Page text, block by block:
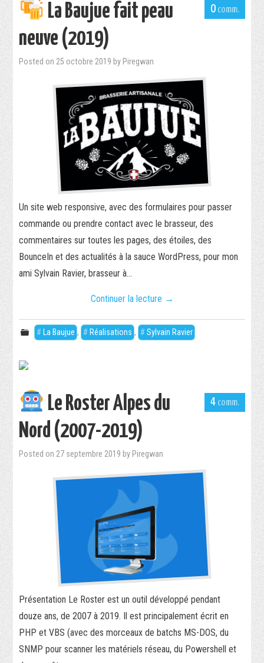
0
La Baujue fait peau
neuve (2019)
Posted on 25 octobre 2019 by Piregwan
Un site web responsive, avec des formulaires pour passer
commande ou prendre contact avec le brasseur, des
commentaires sur toutes les pages, des étoiles, des
BounceIn et des actualités à la sauce WordPress, pour mon
ami Sylvain Ravier, brasseur à…
Continuer la lecture →
La Baujue , Réalisations , Sylvain Ravier
4
Le Roster Alpes du
Nord (2007-2019)
Posted on 27 septembre 2019 by Piregwan
Présentation Le Roster est un outil développé pendant
douze ans, de 2007 à 2019. Il est principalement écrit en
PHP et VBS (avec des morceaux de batchs MS-DOS, du
SNMP pour scanner les matériels réseau, du Powershell et